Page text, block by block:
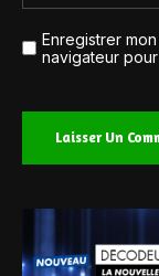
Enregistrer
navigateur